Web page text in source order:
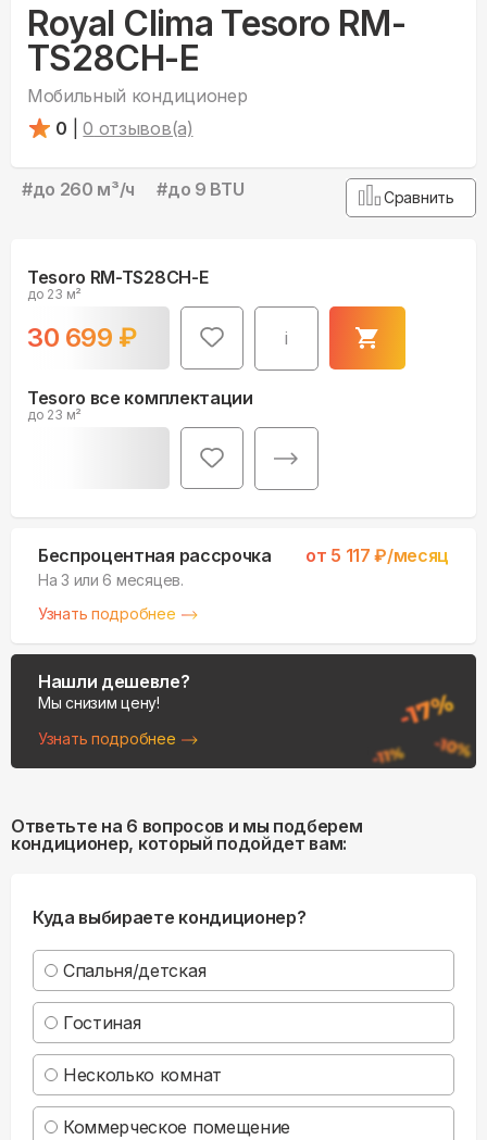
Royal Clima Tesoro RM-
TS28CH-E
Мобильный кондиционер
0
0 отзывов(а)
#до 260 м³/ч #до 9 BTU Сравнить
Tesoro RM-TS28CH-E
до 23 м²
30 699 ₽ i
Tesoro все комплектации
до 23 м²
Беспроцентная рассрочка от 5 117 ₽/месяц
На 3 или 6 месяцев.
Узнать подробнее
Нашли дешевле?
Мы снизим цену!
Узнать подробнее
Ответьте на 6 вопросов и мы подберем
кондиционер, который подойдет вам:
Куда выбираете кондиционер?
Спальня/детская
Гостиная
Несколько комнат
Коммерческое помещение